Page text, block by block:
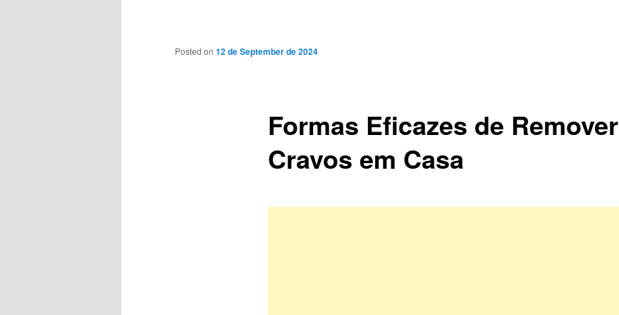
Formas Eficazes de Remover
Cravos em Casa
Posted on 12 de September de 2024